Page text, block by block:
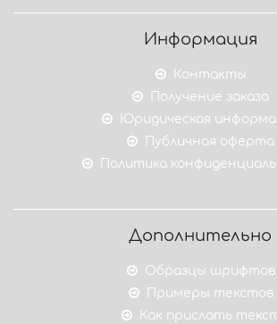
Информация
Контакты
Получение заказа
Юридическая
Публичная оферта
Политика
Дополнительно
Образцы шрифтов
Примеры текстов
Как прислать